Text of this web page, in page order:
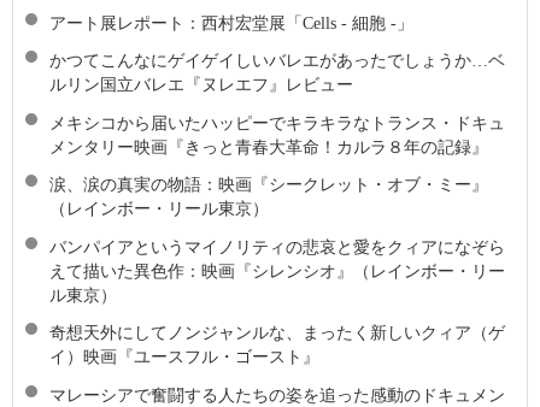
アート展レポート：西村宏堂展「Cells - 細胞 -」
かつてこんなにゲイゲイしいバレエがあったでしょうか…ベ
ルリン国立バレエ『ヌレエフ』レビュー
メキシコから届いたハッピーでキラキラなトランス・ドキュ
メンタリー映画『きっと青春大革命！カルラ８年の記録』
涙、涙の真実の物語：映画『シークレット・オブ・ミー』
（レインボー・リール東京）
バンパイアというマイノリティの悲哀と愛をクィアになぞら
えて描いた異色作：映画『シレンシオ』（レインボー・リー
ル東京）
奇想天外にしてノンジャンルな、まったく新しいクィア（ゲ
イ）映画『ユースフル・ゴースト』
マレーシアで奮闘する人たちの姿を追った感動のドキュメン